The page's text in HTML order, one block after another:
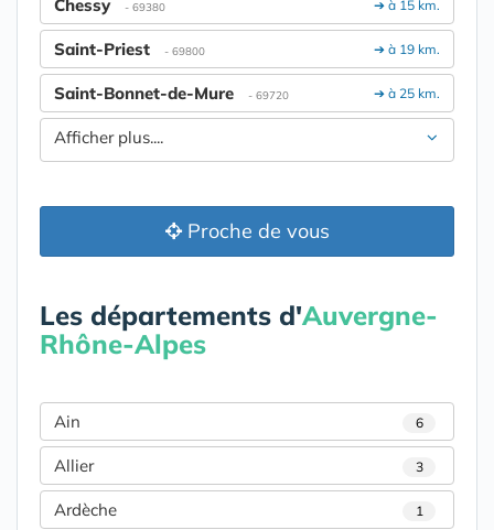
➔ à 15 km.
Chessy - 69380
➔ à 19 km.
Saint-Priest - 69800
➔ à 25 km.
Saint-Bonnet-de-Mure - 69720
Afficher plus....
Proche de vous
Les départements d'Auvergne-
Rhône-Alpes
Ain 6
Allier 3
Ardèche 1